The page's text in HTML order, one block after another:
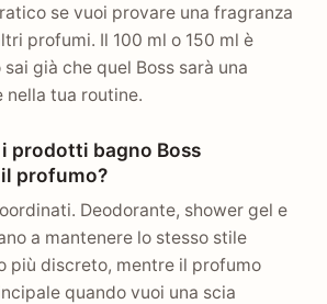
se vuoi provare una fragranza
profumi. Il 100 ml o 150 ml è
già che quel Boss sarà una
nella tua routine.
prodotti bagno Boss
profumo?
Deodorante, shower gel e
a mantenere lo stesso stile
più discreto, mentre il profumo
quando vuoi una scia